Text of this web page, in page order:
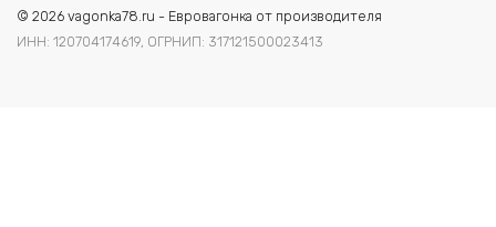
© 2026 vagonka78.ru - Евровагонка от производителя
ИНН: 120704174619, ОГРНИП: 317121500023413